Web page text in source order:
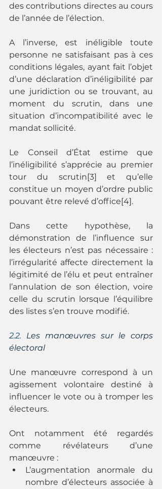
des contributions directes au cours
de l’année de l’élection.
A l’inverse, est inéligible toute
personne ne satisfaisant pas à ces
conditions légales, ayant fait l’objet
d’une déclaration d’inéligibilité par
une juridiction ou se trouvant, au
moment du scrutin, dans une
situation d’incompatibilité avec le
mandat sollicité.
Le Conseil d’État estime que
l’inéligibilité s’apprécie au premier
tour du scrutin[3] et qu’elle
constitue un moyen d’ordre public
pouvant être relevé d’office[4].
Dans cette hypothèse, la
démonstration de l’influence sur
les électeurs n’est pas nécessaire :
l’irrégularité affecte directement la
légitimité de l’élu et peut entraîner
l’annulation de son élection, voire
celle du scrutin lorsque l’équilibre
des listes s’en trouve modifié.
2.2. Les manœuvres sur le corps
électoral
Une manœuvre correspond à un
agissement volontaire destiné à
influencer le vote ou à tromper les
électeurs.
Ont notamment été regardés
comme révélateurs d’une
manœuvre :
L’augmentation anormale du
nombre d’électeurs associée à